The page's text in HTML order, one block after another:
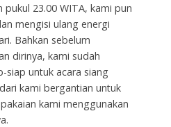
pukul 23.00 WITA, kami pun
mengisi ulang energi
Bahkan sebelum
dirinya, kami sudah
siap untuk acara siang
kami bergantian untuk
kami menggunakan